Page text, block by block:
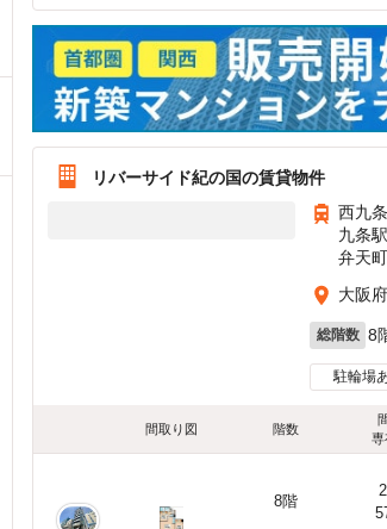
リバーサイド紀の国の賃貸物件
西九
九条
弁天
大阪
総階数 8
駐輪場
間取り図 階数
専
8階